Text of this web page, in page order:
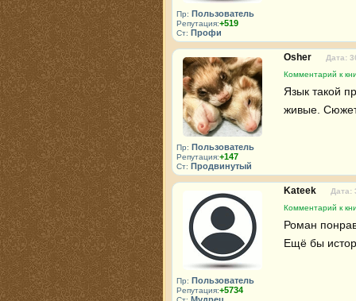
Пр: Пользователь
Репутация:+519
Ст: Профи
Пр: Пользователь
Репутация:+147
Ст: Продвинутый
Osher
Дата:
Комментарий к
Язык такой
живые.
Пр: Пользователь
Репутация:+5734
Kateek
Дата:
Комментарий к
Роман
Ещё бы